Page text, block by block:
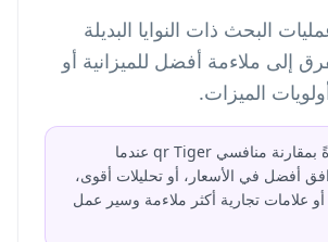
البحث ذات النوايا البديلة
إلى ملاءمة أفضل للميزانية أو
الميزات.
تقوم الفرق عادةً بمقارنة منافسي qr Tiger عندما
أفضل في الأسعار، أو تحليلات أقوى،
علامات تجارية أكثر ملاءمة وسير عمل